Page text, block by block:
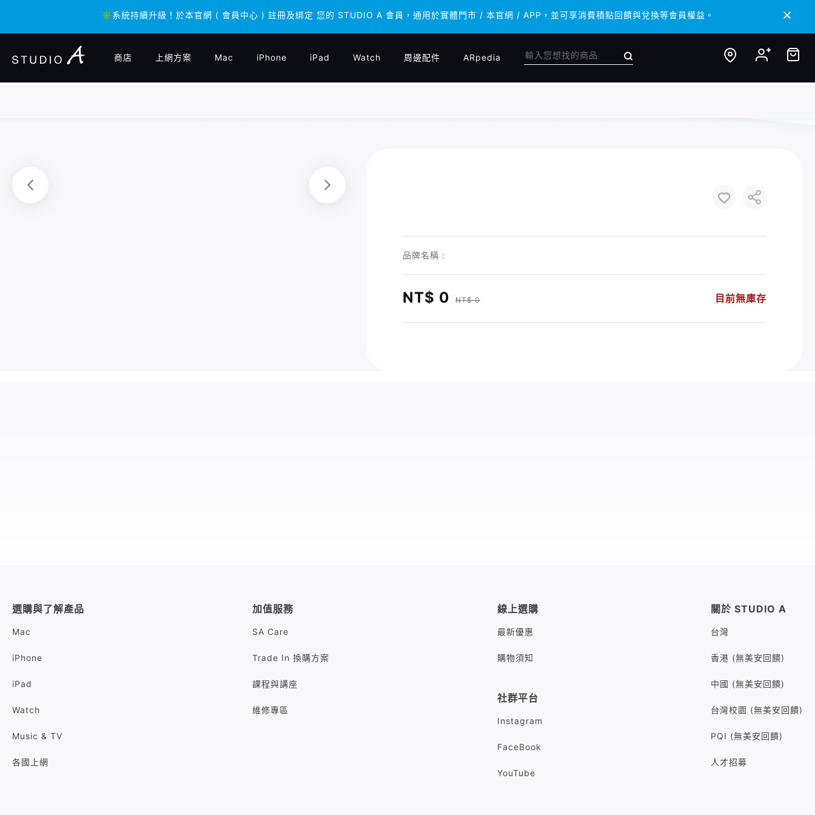
✳️系統持續升級！於本官網 ( 會員中心 ) 註冊及綁定 您的 STUDIO A 會員，通用於實體門市 / 本官網 / APP，並可享消費積點回饋與兌換等會員權益。
✳️系統持續升級！於本官網 ( 會員中心 ) 註冊及綁定 您的 STUDIO A 會員，通用於實體門市 / 本官網 / APP，並可享消費積點回饋與兌換等會員權益。
商店 上網方案 Mac iPhone iPad Watch 周邊配件 ARpedia
品牌名稱 :
NT$ 0 NT$ 0 目前無庫存
選購與了解產品
Mac
iPhone
iPad
Watch
Music & TV
各國上網
加值服務
SA Care
Trade In 換購方案
課程與講座
維修專區
線上選購
最新優惠
購物須知
社群平台
Instagram
FaceBook
YouTube
關於 STUDIO A
台灣
香港 (無美安回饋)
中國 (無美安回饋)
台灣校園 (無美安回饋)
PQI (無美安回饋)
人才招募